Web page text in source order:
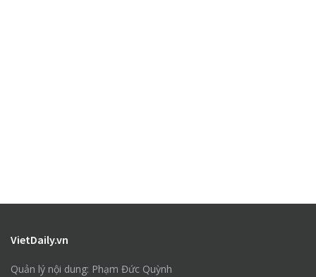
VietDaily.vn
Quản lý nội dung: Phạm Đức Quỳnh